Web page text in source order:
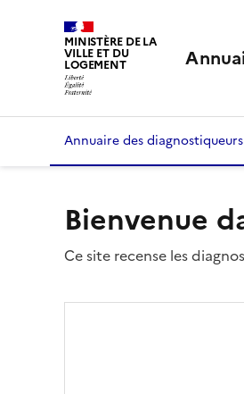
MINISTÈRE DE LA
VILLE ET DU
LOGEMENT
Annuaire des
Bienvenue
Ce site recense les